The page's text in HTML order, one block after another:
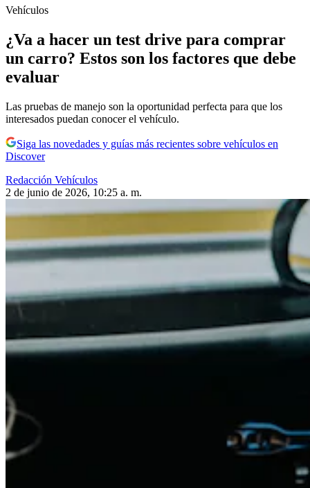
Vehículos
¿Va a hacer un test drive para comprar
un carro? Estos son los factores que debe
evaluar
Las pruebas de manejo son la oportunidad perfecta para que los
interesados puedan conocer el vehículo.
Siga las novedades y guías más recientes sobre vehículos en
Discover
Redacción Vehículos
2 de junio de 2026, 10:25 a. m.